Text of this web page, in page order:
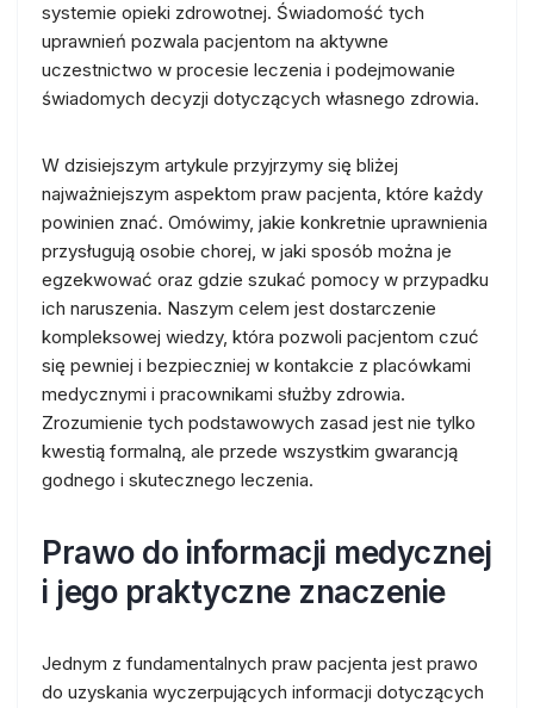
systemie opieki zdrowotnej. Świadomość tych
uprawnień pozwala pacjentom na aktywne
uczestnictwo w procesie leczenia i podejmowanie
świadomych decyzji dotyczących własnego zdrowia.
W dzisiejszym artykule przyjrzymy się bliżej
najważniejszym aspektom praw pacjenta, które każdy
powinien znać. Omówimy, jakie konkretnie uprawnienia
przysługują osobie chorej, w jaki sposób można je
egzekwować oraz gdzie szukać pomocy w przypadku
ich naruszenia. Naszym celem jest dostarczenie
kompleksowej wiedzy, która pozwoli pacjentom czuć
się pewniej i bezpieczniej w kontakcie z placówkami
medycznymi i pracownikami służby zdrowia.
Zrozumienie tych podstawowych zasad jest nie tylko
kwestią formalną, ale przede wszystkim gwarancją
godnego i skutecznego leczenia.
Prawo do informacji medycznej
i jego praktyczne znaczenie
Jednym z fundamentalnych praw pacjenta jest prawo
do uzyskania wyczerpujących informacji dotyczących